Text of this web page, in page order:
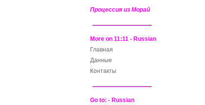
Процессия из Морай
More on 11:11 - Russian
Главная
Данные
Контакты
Go to: - Russian